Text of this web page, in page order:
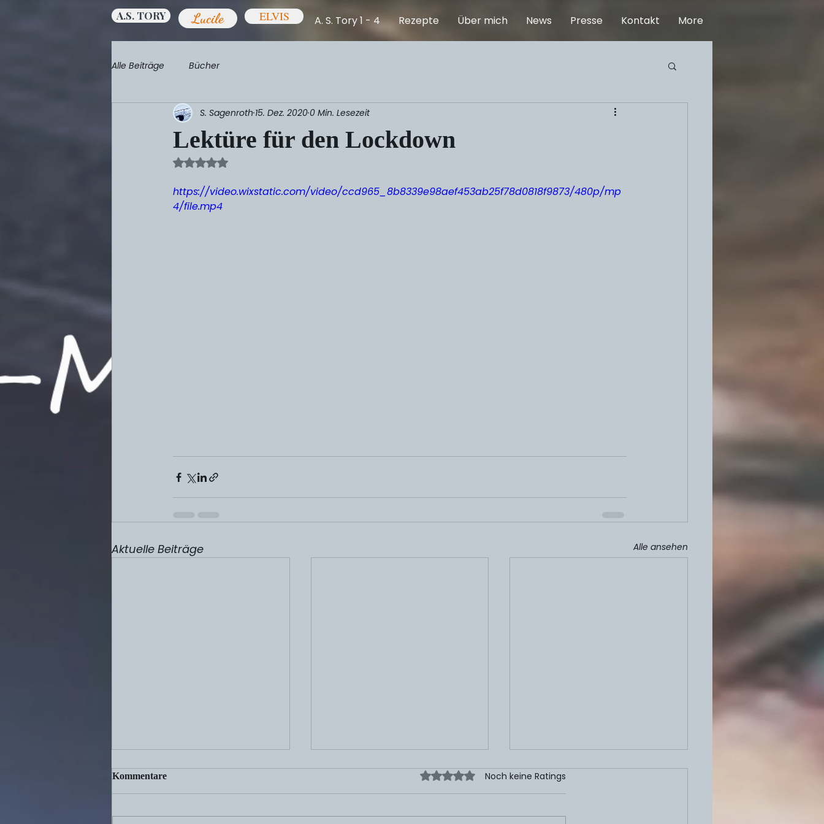
A.S. TORY Lucile ELVIS A. S. Tory 1 - 4 Rezepte Über mich News Presse Kontakt More
Alle Beiträge Bücher
Lektüre für den Lockdown
S. Sagenroth 15. Dez. 2020 0 Min. Lesezeit
Mit NaN von 5 Sternen bewertet.
https://video.wixstatic.com/video/ccd965_8b8339e98aef453ab25f78d0818f9873/480p/mp
4/file.mp4
Aktuelle Beiträge Alle ansehen
Kommentare Mit 0 von 5 Sternen bewertet.
Noch keine Ratings